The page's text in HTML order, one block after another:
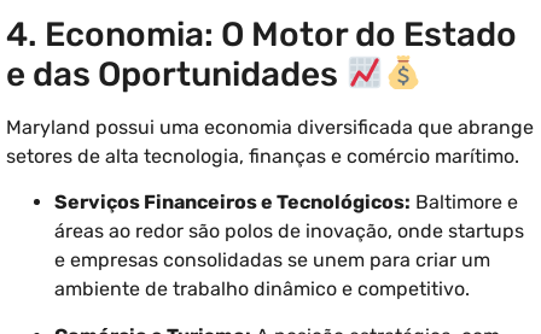
4. Economia: O Motor do Estado
e das Oportunidades
Maryland possui uma economia diversificada que abrange
setores de alta tecnologia, finanças e comércio marítimo.
Serviços Financeiros e Tecnológicos: Baltimore e
áreas ao redor são polos de inovação, onde startups
e empresas consolidadas se unem para criar um
ambiente de trabalho dinâmico e competitivo.